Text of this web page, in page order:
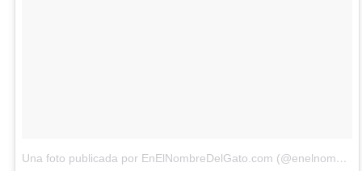
Una foto publicada por EnElNombreDelGato.com (@enelnombredelgato)